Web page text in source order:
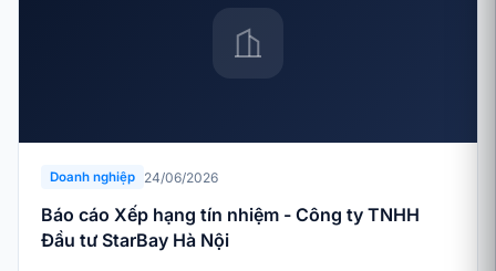
Doanh nghiệp 24/06/2026
Báo cáo Xếp hạng tín nhiệm - Công ty TNHH
Đầu tư StarBay Hà Nội